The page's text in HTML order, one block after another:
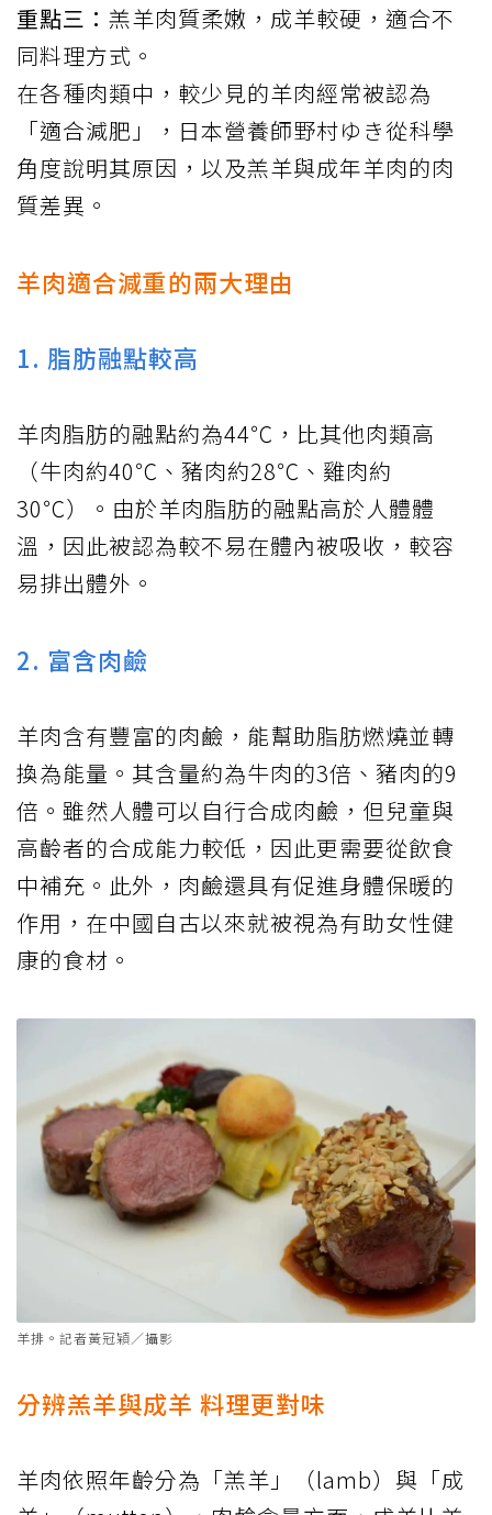
重點三： 羔羊肉質柔嫩，成羊較硬，適合不
同料理方式。
在各種肉類中，較少見的羊肉經常被認為
「適合減肥」，日本營養師野村ゆき從科學
角度說明其原因，以及羔羊與成年羊肉的肉
質差異。
羊肉適合減重的兩大理由
1. 脂肪融點較高
羊肉脂肪的融點約為44℃，比其他肉類高
（牛肉約40℃、豬肉約28℃、雞肉約
30℃）。由於羊肉脂肪的融點高於人體體
溫，因此被認為較不易在體內被吸收，較容
易排出體外。
2. 富含肉鹼
羊肉含有豐富的肉鹼，能幫助脂肪燃燒並轉
換為能量。其含量約為牛肉的3倍、豬肉的9
倍。雖然人體可以自行合成肉鹼，但兒童與
高齡者的合成能力較低，因此更需要從飲食
中補充。此外，肉鹼還具有促進身體保暖的
作用，在中國自古以來就被視為有助女性健
康的食材。
羊排。記者黃冠穎／攝影
分辨羔羊與成羊 料理更對味
羊肉依照年齡分為「羔羊」（lamb）與「成